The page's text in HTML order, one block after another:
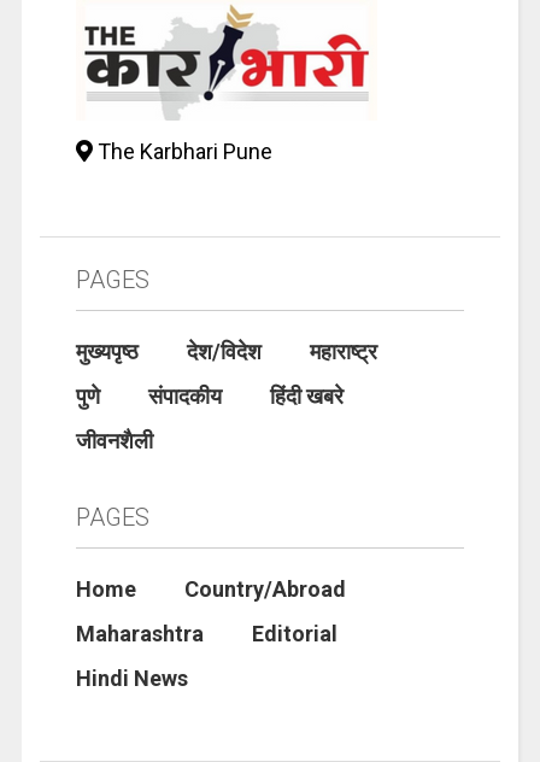
The Karbhari Pune
PAGES
मुख्यपृष्ठ देश/विदेश
महाराष्ट्र
पुणे
संपादकीय
हिंदी खबरे
जीवनशैली
PAGES
Home
Country/Abroad
Maharashtra
Editorial
Hindi News